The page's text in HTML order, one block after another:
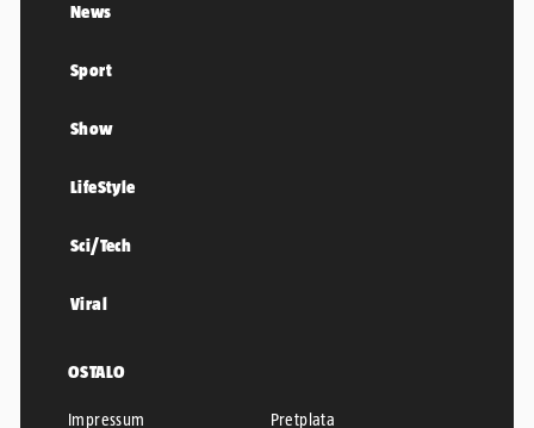
News
Sport
Show
LifeStyle
Sci/Tech
Viral
OSTALO
Impressum
Pretplata